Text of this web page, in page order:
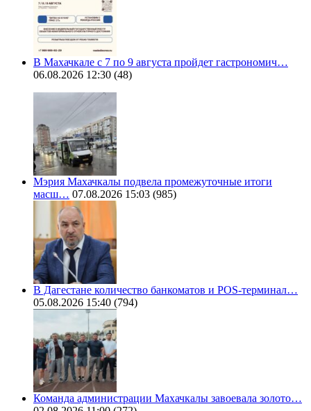
В Махачкале с 7 по 9 августа пройдет гастрономич…
06.08.2026 12:30 (48)
Мэрия Махачкалы подвела промежуточные итоги
масш… 07.08.2026 15:03 (985)
В Дагестане количество банкоматов и POS-терминал…
05.08.2026 15:40 (794)
Команда администрации Махачкалы завоевала золото…